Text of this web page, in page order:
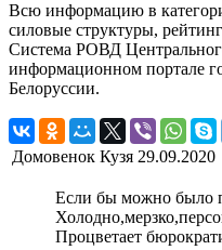
Всю информацию в
силовые структуры,
Система РОВД
информационном портале
Белоруссии.
Домовенок Кузя 29.09.2020
Если бы можно было
Процветает